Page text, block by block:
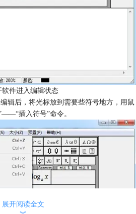
软件进入编辑状态
辑后，将光标放到需要些符号地方，用鼠
插入符号”命令。
展开阅读全文